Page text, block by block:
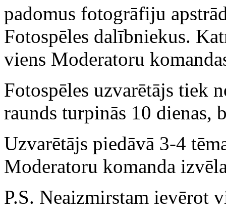
padomus fotogrāfiju
Fotospēles dalībniekus.
viens Moderatoru
Fotospēles uzvarētājs tiek
raunds turpinās 10 dienas,
Uzvarētājs piedāvā 3-4
Moderatoru komanda
P.S. Neaizmirstam ievērot